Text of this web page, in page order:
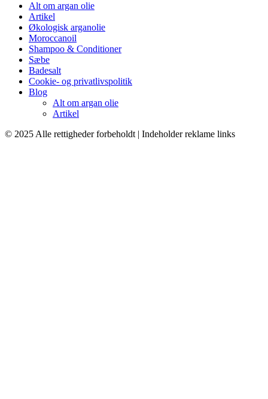
Alt om argan olie
Artikel
Økologisk arganolie
Moroccanoil
Shampoo & Conditioner
Sæbe
Badesalt
Cookie- og privatlivspolitik
Blog
Alt om argan olie
Artikel
© 2025 Alle rettigheder forbeholdt | Indeholder reklame links